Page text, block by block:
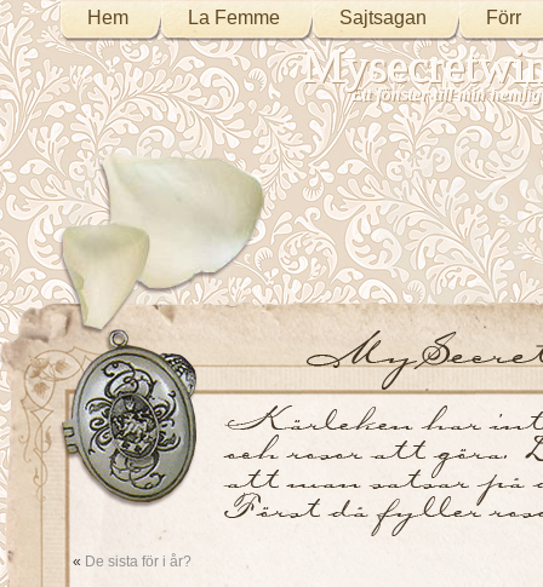
Hem La Femme Sajtsagan Förr
Ett fönster till min
« De sista för i år?